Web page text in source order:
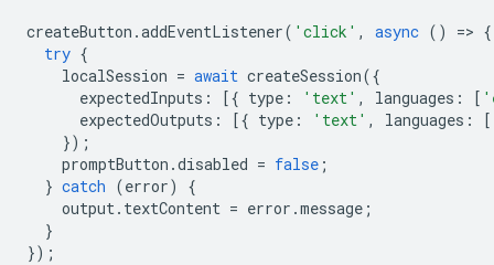
createButton .addEventListener( 'click' , async () => {
try {
localSession = await createSession({
expectedInputs : [{ type : 'text' , languages : [
expectedOutputs : [{ type : 'text' , languages : [
});
promptButton .disabled = false ;
} catch (error)
{
output. textContent = error .message ;
}
});